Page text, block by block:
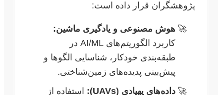
پژوهشگران قرار داده است:
هوش مصنوعی و یادگیری ماشین:
کاربرد الگوریتم‌های AI/ML در
طبقه‌بندی خودکار، شناسایی الگوها و
پیش‌بینی پدیده‌های زمین‌شناختی.
داده‌های پهپادی (UAVs):
استفاده از